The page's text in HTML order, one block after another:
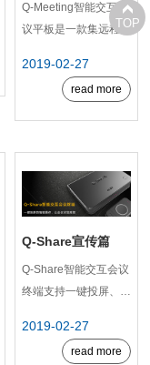
Q-Meeting智能交互会
议平板是一款集远程视
内容扫码分享等多种功
2019-02-27
read more
Q-Share宣传篇
Q-Share智能交互会议
终端支持一键投屏、移
能、推流模式等功能升
级，Linux系统安全稳
2019-02-27
read more
TOP